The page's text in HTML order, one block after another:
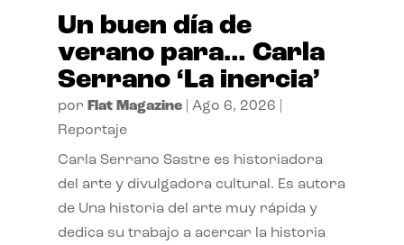
Un buen día de
verano para… Carla
Serrano ‘La inercia’
por Flat Magazine| Ago 6, 2026
Reportaje
Carla Serrano Sastre es historiadora
del arte y divulgadora cultural. Es autora
de Una historia del arte muy rápida y
dedica su trabajo a acercar la historia